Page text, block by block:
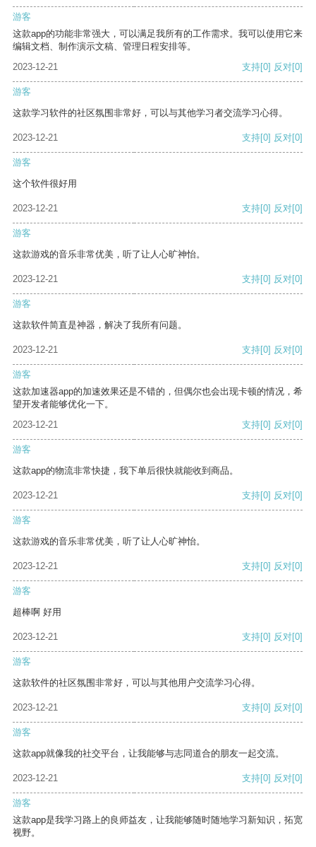
游客
这款app的功能非常强大，可以满足我所有的工作需求。我可以使用它来
编辑文档、制作演示文稿、管理日程安排等。
2023-12-21
支持[0] 反对[0]
游客
这款学习软件的社区氛围非常好，可以与其他学习者交流学习心得。
2023-12-21 支持[0] 反对[0]
游客
这个软件很好用
2023-12-21 支持[0] 反对[0]
游客
这款游戏的音乐非常优美，听了让人心旷神怡。
2023-12-21 支持[0] 反对[0]
游客
这款软件简直是神器，解决了我所有问题。
2023-12-21 支持[0] 反对[0]
游客
这款加速器app的加速效果还是不错的，但偶尔也会出现卡顿的情况，希
望开发者能够优化一下。
2023-12-21
支持[0] 反对[0]
游客
这款app的物流非常快捷，我下单后很快就能收到商品。
2023-12-21 支持[0] 反对[0]
游客
这款游戏的音乐非常优美，听了让人心旷神怡。
2023-12-21 支持[0] 反对[0]
游客
超棒啊 好用
2023-12-21 支持[0] 反对[0]
游客
这款软件的社区氛围非常好，可以与其他用户交流学习心得。
2023-12-21 支持[0] 反对[0]
游客
这款app就像我的社交平台，让我能够与志同道合的朋友一起交流。
2023-12-21 支持[0] 反对[0]
游客
这款app是我学习路上的良师益友，让我能够随时随地学习新知识，拓宽
视野。